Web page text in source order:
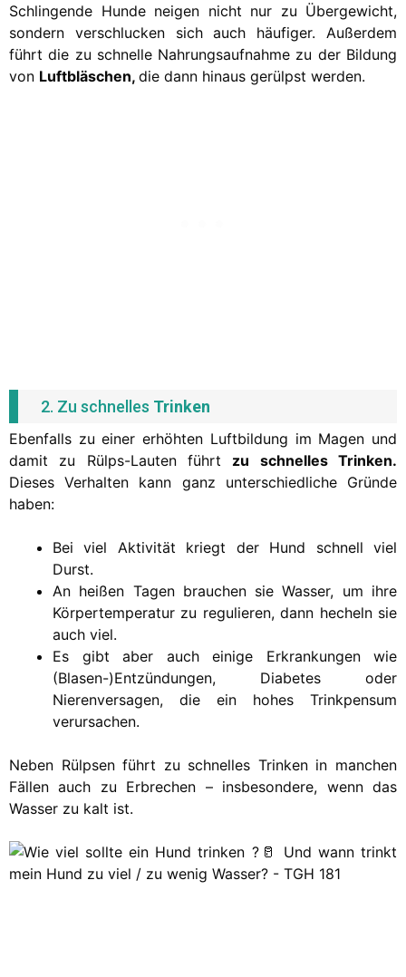
Schlingende Hunde neigen nicht nur zu Übergewicht,
sondern verschlucken sich auch häufiger. Außerdem
führt die zu schnelle Nahrungsaufnahme zu der Bildung
von Luftbläschen, die dann hinaus gerülpst werden.
2. Zu schnelles Trinken
Ebenfalls zu einer erhöhten Luftbildung im Magen und
damit zu Rülps-Lauten führt zu schnelles Trinken.
Dieses Verhalten kann ganz unterschiedliche Gründe
haben:
Bei viel Aktivität kriegt der Hund schnell viel
Durst.
An heißen Tagen brauchen sie Wasser, um ihre
Körpertemperatur zu regulieren, dann hecheln sie
auch viel.
Es gibt aber auch einige Erkrankungen wie
(Blasen-)Entzündungen, Diabetes oder
Nierenversagen, die ein hohes Trinkpensum
verursachen.
Neben Rülpsen führt zu schnelles Trinken in manchen
Fällen auch zu Erbrechen – insbesondere, wenn das
Wasser zu kalt ist.